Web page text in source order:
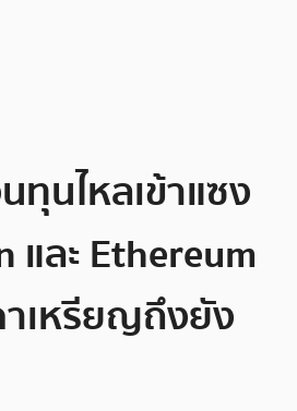
ทุนไหลเข้าแซง
และ Ethereum
เหรียญถึงยัง